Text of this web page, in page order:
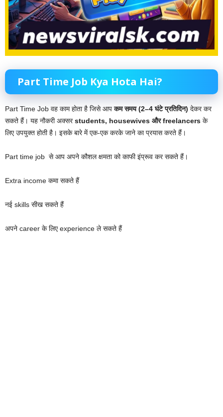
Part Time Job Kya Hota Hai?
Part Time Job वह काम होता है जिसे आपकम समय (2–4 घंटे प्रतिदिन) देकर कर
सकते हैं। यह नौकरी अक्सरstudents, housewives और freelancers के
लिए उपयुक्त होती है। इसके बारे में एक-एक करके जाने का प्रयास करते हैं।
Part time job से आप अपने कौशल क्षमता को काफी इंप्रूव कर सकते हैं।
Extra income कमा सकते हैं
नई skills सीख सकते हैं
अपने career के लिए experience ले सकते हैं